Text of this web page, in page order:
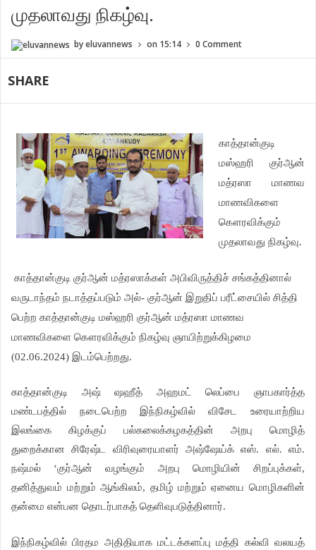
முதலாவது நிகழ்வு.
byeluvannews on 15:14 0 Comment
SHARE
காத்தான்குடி
மஸ்ஹரி குர்ஆன்
மத்ரஸா மாணவ
மாணவிகளை
கௌரவிக்கும்
முதலாவது நிகழ்வு.
காத்தான்குடி குர்ஆன் மத்ரஸாக்கள் அபிவிருத்திச் சங்கத்தினால்
வருடாந்தம் நடாத்தப்படும் அல்- குர்ஆன் இறுதிப் பரீட்சையில் சித்தி
பெற்ற காத்தான்குடி மஸ்ஹரி குர்ஆன் மத்ரஸா மாணவ
மாணவிகளை கௌரவிக்கும் நிகழ்வு ஞாயிற்றுக்கிழமை
(02.06.2024) இடம்பெற்றது.
காத்தான்குடி அஷ் ஷஹீத் அஹமட் லெப்பை ஞாபகார்த்த
மண்டபத்தில் நடைபெற்ற இந்நிகழ்வில் விசேட உரையாற்றிய
இலங்கை கிழக்குப் பல்கலைக்கழகத்தின் அறபு மொழித்
துறைக்கான சிரேஷ்ட விரிவுரையாளர் அஷ்ஷேய்க் எஸ். எல். எம்.
நஷ்மல் ‘குர்ஆன் வழங்கும் அறபு மொழியின் சிறப்புக்கள்,
தனித்துவம் மற்றும் ஆங்கிலம், தமிழ் மற்றும் ஏனைய மொழிகளின்
தன்மை என்பன தொடர்பாகத் தெளிவுபடுத்தினார்.
இந்நிகழ்வில் பிரதம அதிதியாக மட்டக்களப்பு மத்தி கல்வி வலயத்